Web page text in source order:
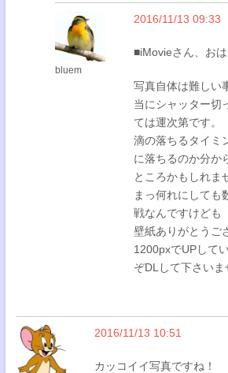
bluem
2016/11/13 09:33
■iMovieさん、おは
写真自体は難しい
当にシャッター切
ては運次第です。
滴の落ちるタイミ
に落ちるのか分か
ところかもしれま
まっ何れにしても
戦なんですけども
壁紙ありがとうご
1200pxでUPして
ぞDLして下さいま
2016/11/13 10:51
カッコイイ写真ですね！